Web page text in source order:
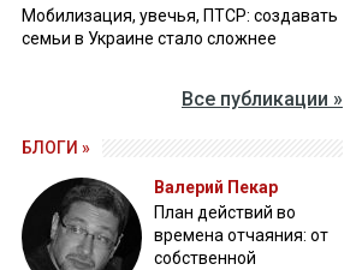
Мобилизация, увечья, ПТСР: создавать
семьи в Украине стало сложнее
Все публикации »
БЛОГИ »
Валерий Пекар
План действий во
времена отчаяния: от
собственной